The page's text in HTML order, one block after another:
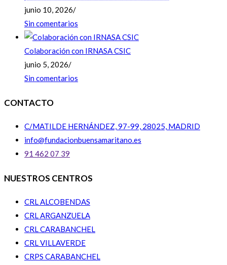
junio 10, 2026/
Sin comentarios
Colaboración con IRNASA CSIC
junio 5, 2026/
Sin comentarios
CONTACTO
C/MATILDE HERNÁNDEZ, 97-99, 28025, MADRID
info@fundacionbuensamaritano.es
91 462 07 39
NUESTROS CENTROS
CRL ALCOBENDAS
CRL ARGANZUELA
CRL CARABANCHEL
CRL VILLAVERDE
CRPS CARABANCHEL